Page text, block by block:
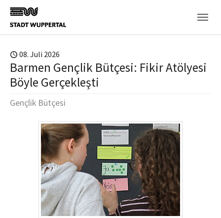
Skip to main content
08. Juli 2026
Barmen Gençlik Bütçesi: Fikir Atölyesi
Böyle Gerçekleşti
Gençlik Bütçesi